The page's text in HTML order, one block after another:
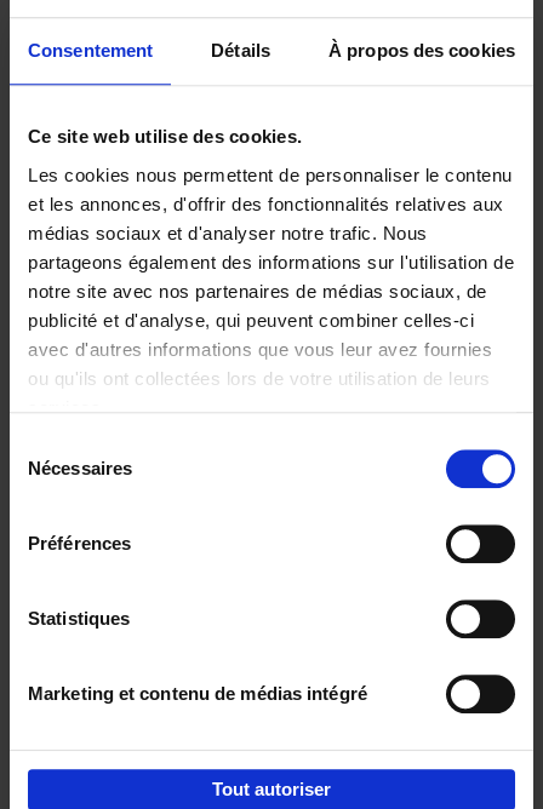
Consentement Détails À propos des cookies
Ce site web utilise des cookies.
Les cookies nous permettent de personnaliser le contenu
et les annonces, d'offrir des fonctionnalités relatives aux
médias sociaux et d'analyser notre trafic. Nous
partageons également des informations sur l'utilisation de
notre site avec nos partenaires de médias sociaux, de
publicité et d'analyse, qui peuvent combiner celles-ci
avec d'autres informations que vous leur avez fournies
ou qu'ils ont collectées lors de votre utilisation de leurs
Nécessaires
Préférences
Statistiques
Marketing et contenu de médias intégré
Tout autoriser
Building Bonds = Building
Business
Jochen Roef Jozefien De Feyter
Carolien Boom
Couverture souple
2025 200
€29,99
Digital marketing like a PRO -
completely revised edition (EN)